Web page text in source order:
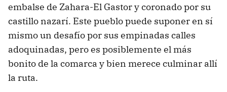
embalse de Zahara-El Gastor y coronado por su
castillo nazarí. Este pueblo puede suponer en sí
mismo un desafío por sus empinadas calles
adoquinadas, pero es posiblemente el más
bonito de la comarca y bien merece culminar allí
la ruta.